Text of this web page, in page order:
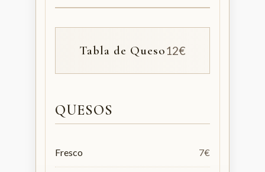
Tabla de Queso12€
QUESOS
Fresco 7€